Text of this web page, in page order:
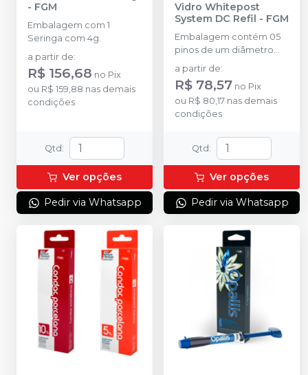
- FGM
Embalagem com 1
Seringa com 4g.
a partir de:
R$ 156,68 no Pix
ou R$ 159,88 nas demais
condições
Qtd :
Ver opções
Pedir via Whatsapp
Vidro Whitepost
System DC Refil - FGM
Embalagem contém 05
pinos de um diâmetro
específico, componente
de reposição para uso
exclusivo no Whitepost
System
a partir de:
R$ 78,57 no Pix
ou R$ 80,17 nas demais
condições
Qtd :
Ver opções
Pedir via Whatsapp